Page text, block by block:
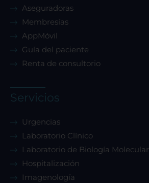
Aseguradoras
Membresías
AppMóvil
Guía del paciente
Renta de consultorio
Servicios
Urgencias
Laboratorio Clínico
Laboratorio de Biología Molecular
Hospitalización
Imagenología